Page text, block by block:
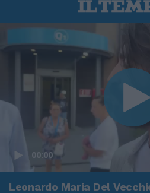
00:00
Leonardo Maria Del